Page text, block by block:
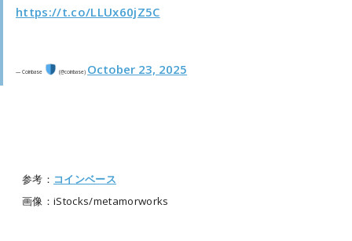
https://t.co/LLUx60jZ5C
— Coinbase (@coinbase) October 23, 2025
参考： コインベース
画像：iStocks/metamorworks